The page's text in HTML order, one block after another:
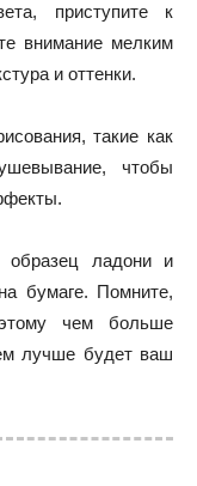
приступите к
внимание мелким
и оттенки.
такие как
чтобы
образец ладони и
бумаге. Помните,
чем больше
лучше будет ваш